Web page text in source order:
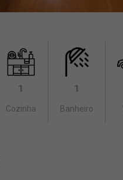
1
Cozinha
1
Banheiro